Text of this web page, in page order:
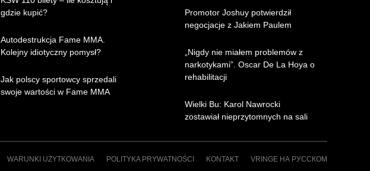
gdzie kupić?
Autodestrukcja Fame MMA.
Kolejny idiotyczny pomysł?
Jak polscy sportowcy sprzedali
swoje wartości w Fame MMA
Promotor Joshuy potwierdził
negocjacje z Jakiem Paulem
„Nigdy nie miałem problemów z
narkotykami”. Oscar De La Hoya o
rehabilitacji
Wielki Bu: Karol Nawrocki
zostawiał nieprzytomnych na sali
WARUNKI UŻYTKOWANIA POLITYKA PRYWATNOŚCI KONTAKT VRINGE НА РУССКОМ